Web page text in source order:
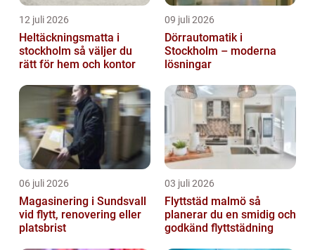
12 juli 2026
Heltäckningsmatta i
stockholm så väljer du
rätt för hem och kontor
09 juli 2026
Dörrautomatik i
Stockholm – moderna
lösningar
06 juli 2026
Magasinering i Sundsvall
vid flytt, renovering eller
platsbrist
03 juli 2026
Flyttstäd malmö så
planerar du en smidig och
godkänd flyttstädning